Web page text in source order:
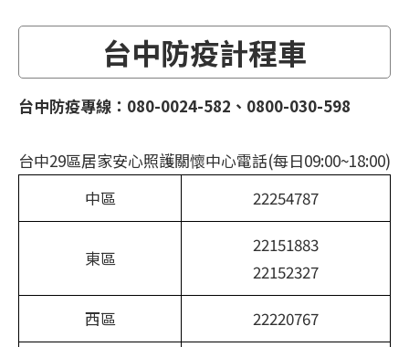
台中防疫計程車
台中防疫專線：080-0024-582、0800-030-598
台中29區居家安心照護關懷中心電話(每日09:00~18:00)
中區
22254787
東區
22151883
22152327
西區 22220767